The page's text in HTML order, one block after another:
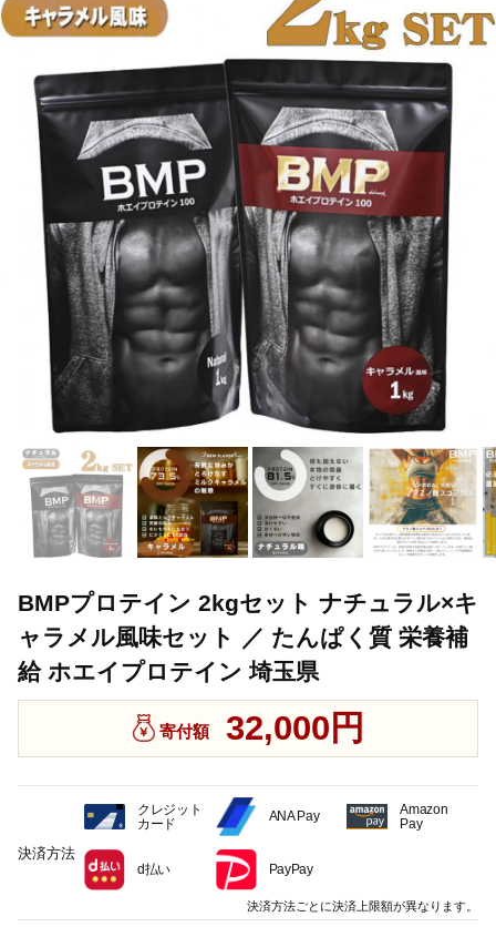
BMPプロテイン 2kgセット ナチュラル×キ
ャラメル風味セット ／ たんぱく質 栄養補
給 ホエイプロテイン 埼玉県
寄付額 32,000円
決済方法
クレジット
カード
ANA Pay
Amazon
Pay
d払い PayPay
決済方法ごとに決済上限額が異なります。